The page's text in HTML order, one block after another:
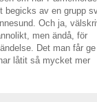
begicks av en grupp
Och ja,
men ändå, för
Det man får
låtit så mycket mer